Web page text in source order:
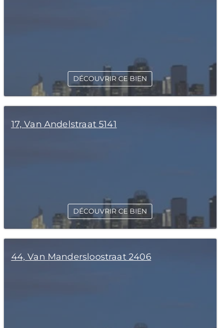
DÉCOUVRIR CE BIEN
17, Van Andelstraat 5141
DÉCOUVRIR CE BIEN
44, Van Mandersloostraat 2406